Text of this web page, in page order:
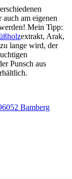
auch am eigenen
Mein Tipp:
extrakt, Arak,
lange wird, der
Punsch aus
Bamberg